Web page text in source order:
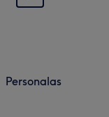
Personalas